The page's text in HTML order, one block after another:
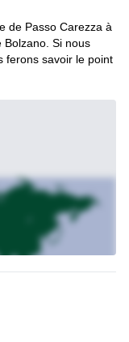
de Passo Carezza à
Bolzano. Si nous
ferons savoir le point